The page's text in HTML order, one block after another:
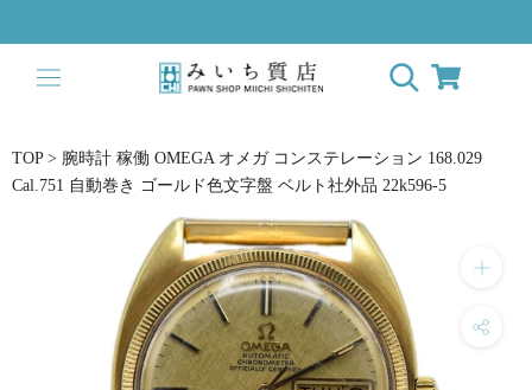
キ
て
コ
TOP > 腕時計 稼働 OMEGA オメガ コンステレーション 168.029
Cal.751 自動巻き ゴールド色文字盤 ベルト社外品 22k596-5